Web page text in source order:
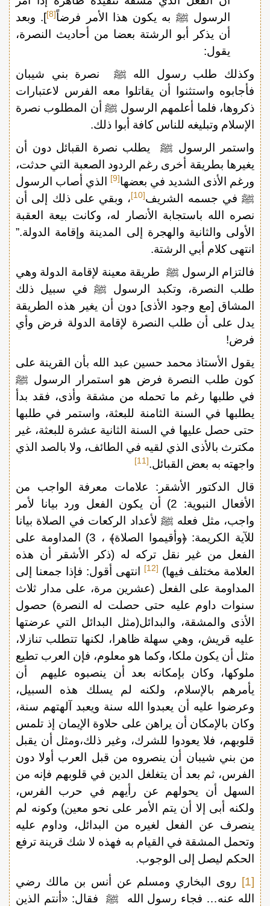
الرسول ﷺ به يكون هذا الأمر فرضاً[8]
]. وبعد
أن يذكر أبو الرشتة بعضا من أحاديث النصرة،
يقول:
وكذلك طلب رسول الله ﷺ نصرة بني شيبان
فأجابوه واستثنوا أن يقاتلوا معه الفرس لاعتبارات
ذكروها، فلما أعلمهم الرسول ﷺ أن المطلوب نصرة
الإسلام وتبليغه للناس كافة أبوا ذلك.
واستمر الرسول ﷺ يطلب نصرة القبائل دون أن
يغيرها بطريقة أخرى رغم الردود الصعبة التي حدثت،
ورغم الأذى الشديد في بعضها[9]
الذي أصاب الرسول
ﷺ في جسمه الشريف[10]
، وبقي على ذلك إلى أن
نصره الله باستجابة الأنصار له، وكانت بيعة العقبة
الأولى والثانية والهجرة إلى المدينة وإقامة الدولة.”
انتهى كلام أبي الرشتة.
فالتزام الرسول ﷺ طريقة معينة لإقامة الدولة وهي
طلب النصرة، وتكبد الرسول ﷺ في سبيل ذلك
المشاق [مع وجود الأذى] دون أن يغير هذه الطريقة
يدل على أن طلب النصرة لإقامة الدولة فرض وأي
فرض!
يقول الأستاذ محمد حسين عبد الله بأن القرينة على
كون طلب النصرة فرض هو استمرار الرسول ﷺ
في طلبها رغم ما تحمله من مشقة وأذى، فقد بدأ
يطلبها في السنة الثامنة للبعثة، واستمر في طلبها
حتى حصل عليها في السنة الثانية عشرة للبعثة، غير
مكترث بالأذى الذي لقيه في الطائف، ولا بالصد الذي
واجهته به بعض القبائل.[11]
قال الدكتور الأشقر: علامات معرفة الواجب من
الأفعال النبوية: 2) أن يكون الفعل ورد بيانا لأمر
واجب، مثل فعله ﷺ لأعداد الركعات في الصلاة بيانا
للآية الكريمة: ﴿وأقيموا الصلاة﴾ ، 3) المداومة على
الفعل من غير نقل تركه له (ذكر الأشقر أن هذه
العلامة مختلف فيها) [12]
انتهى أقول: فإذا جمعنا إلى
المداومة على الفعل (عشرين مرة، على مدار ثلاث
سنوات داوم عليه حتى حصلت له النصرة) حصول
الأذى والمشقة، والبدائل(مثل البدائل التي عرضتها
عليه قريش، وهي سهلة ظاهرا، لكنها تتطلب تنازلا،
مثل أن يكون ملكا، وكما هو معلوم، فإن العرب تطيع
ملوكها، وكان بإمكانه بعد أن ينصبوه عليهم أن
يأمرهم بالإسلام، ولكنه لم يسلك هذه السبيل،
وعرضوا عليه أن يعبدوا الله سنة ويعبد آلهتهم سنة،
وكان بالإمكان أن يراهن على حلاوة الإيمان إذ تلمس
قلوبهم، فلا يعودوا للشرك، وغير ذلك،ومثل أن يقبل
من بني شيبان أن ينصروه من قبل العرب أولا دون
الفرس، ثم بعد أن يتغلغل الدين في قلوبهم فإنه من
السهل أن يحولهم عن رأيهم في حرب الفرس،
ولكنه أبى إلا أن يتم الأمر على نحو معين) وكونه لم
ينصرف عن الفعل لغيره من البدائل، وداوم عليه
وتحمل المشقة في القيام به فهذه لا شك قرينة ترفع
الحكم ليصل إلى الوجوب.
[1]
روى البخاري ومسلم عن أنس بن مالك رضي
الله عنه… فجاء رسول الله ﷺ فقال: «أنتم الذين